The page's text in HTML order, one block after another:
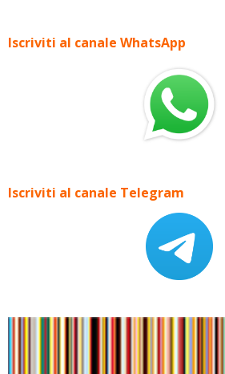
Iscriviti al canale WhatsApp
Iscriviti al canale Telegram